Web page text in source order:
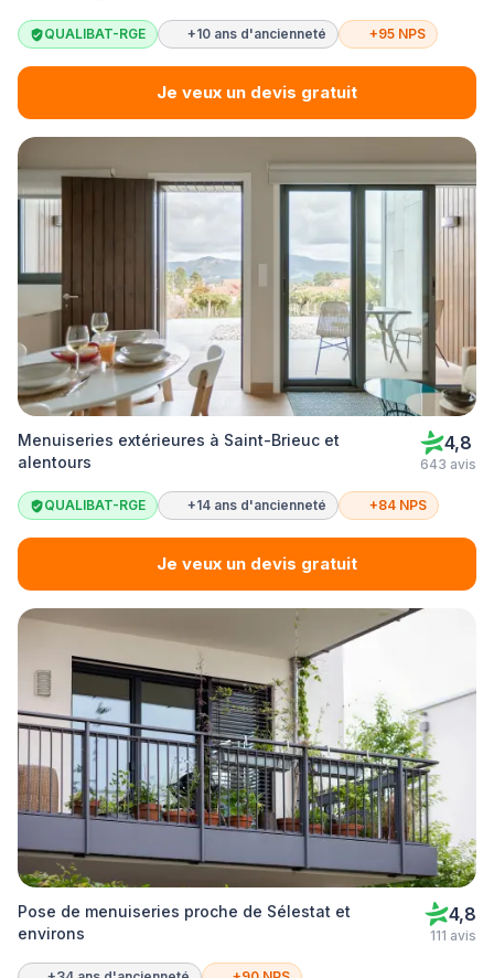
QUALIBAT-RGE +10 ans d'ancienneté +95 NPS
Je veux un devis gratuit
Menuiseries extérieures à Saint-Brieuc et
alentours
4,8
643 avis
QUALIBAT-RGE +14 ans d'ancienneté +84 NPS
Je veux un devis gratuit
Pose de menuiseries proche de Sélestat et
environs
4,8
111 avis